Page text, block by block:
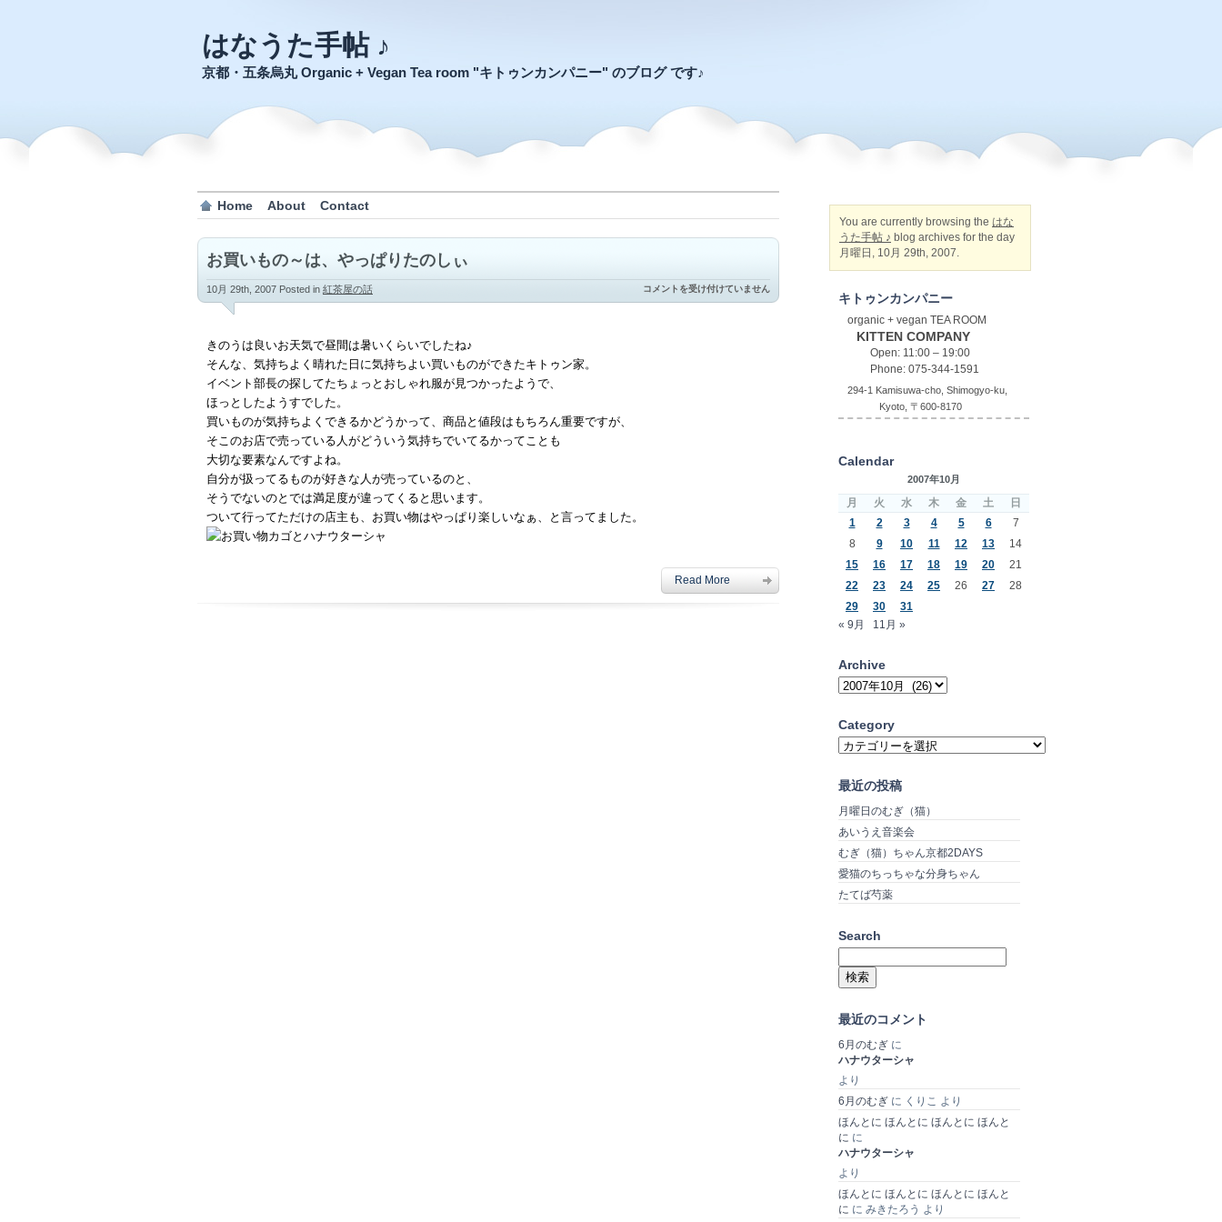
はなうた手帖 ♪
京都・五条烏丸 Organic + Vegan Tea room "キトゥンカンパニー" のブログ です♪
Home About Contact
お買いもの～は、やっぱりたのしぃ
10月 29th, 2007 Posted in 紅茶屋の話
お
買
コメントを受け付けていません
きのうは良いお天気で昼間は暑いくらいでしたね♪
そんな、気持ちよく晴れた日に気持ちよい買いものができたキトゥン家。
イベント部長の探してたちょっとおしゃれ服が見つかったようで、
ほっとしたようすでした。
買いものが気持ちよくできるかどうかって、商品と値段はもちろん重要ですが、
そこのお店で売っている人がどういう気持ちでいてるかってことも
大切な要素なんですよね。
自分が扱ってるものが好きな人が売っているのと、
そうでないのとでは満足度が違ってくると思います。
ついて行ってただけの店主も、お買い物はやっぱり楽しいなぁ、と言ってました。
Read More
You are currently browsing the はな
うた手帖 ♪ blog archives for the day
月曜日, 10月 29th, 2007.
キトゥンカンパニー
organic + vegan TEA ROOM
KITTEN COMPANY
Open: 11:00 – 19:00
Phone: 075-344-1591
294-1 Kamisuwa-cho, Shimogyo-ku,
Kyoto, 〒600-8170
Calendar
2007年10月
月 火 水 木 金 土
日
1
2 3 4 5 6
7
8
9 10 11 12 13
14
15
16 17 18 19 20
21
22
23 24 25 26 27
28
29
30
31
« 9月
11月 »
Archive
Archive
Category
Category
最近の投稿
月曜日のむぎ（猫）
あいうえ音楽会
むぎ（猫）ちゃん京都2DAYS
愛猫のちっちゃな分身ちゃん
たてば芍薬
Search
索:
最近のコメント
6月のむぎ に
ハナウターシャ
より
6月のむぎ に くりこ より
ほんとに ほんとに ほんとに ほんと
に に
ハナウターシャ
より
ほんとに ほんとに ほんとに ほんと
に に みきたろう より